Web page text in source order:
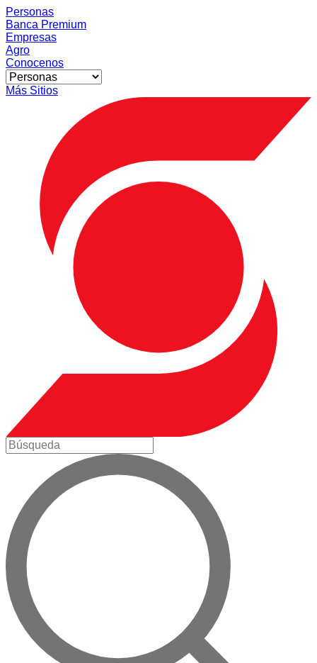
Personas
Banca Premium
Empresas
Agro
Conocenos
Más Sitios